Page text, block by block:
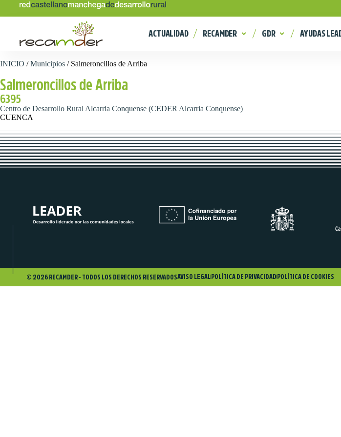
ACTUALIDAD RECAMDER GDR AYUDAS
INICIO /Municipios / Salmeroncillos de Arriba
Salmeroncillos de Arriba
6395
Centro de Desarrollo Rural Alcarria Conquense (CEDER Alcarria Conquense)
CUENCA
© 2026 RECAMDER - TODOS LOS DERECHOS RESERVADOSAVISO LEGALPOLÍTICA DE PRIVACIDADPOLÍTICA DE COOKIES